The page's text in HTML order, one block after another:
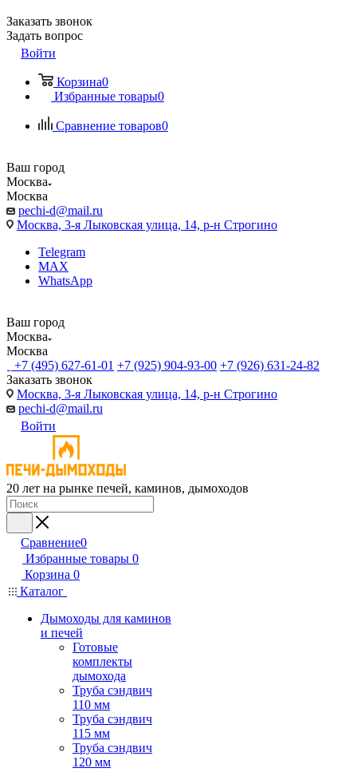
Заказать звонок
Задать вопрос
Войти
Корзина0
Избранные товары0
Сравнение товаров0
Ваш город
Москва
Москва
pechi-d@mail.ru
Москва, 3-я Лыковская улица, 14, р-н Строгино
Telegram
MAX
WhatsApp
Ваш город
Москва
Москва
+7 (495) 627-61-01 +7 (925) 904-93-00 +7 (926) 631-24-82
Заказать звонок
Москва, 3-я Лыковская улица, 14, р-н Строгино
pechi-d@mail.ru
Войти
20 лет на рынке печей, каминов, дымоходов
Сравнение0
Избранные товары 0
Корзина 0
Каталог
Дымоходы для каминов
и печей
Готовые
комплекты
дымохода
Труба сэндвич
110 мм
Труба сэндвич
115 мм
Труба сэндвич
120 мм